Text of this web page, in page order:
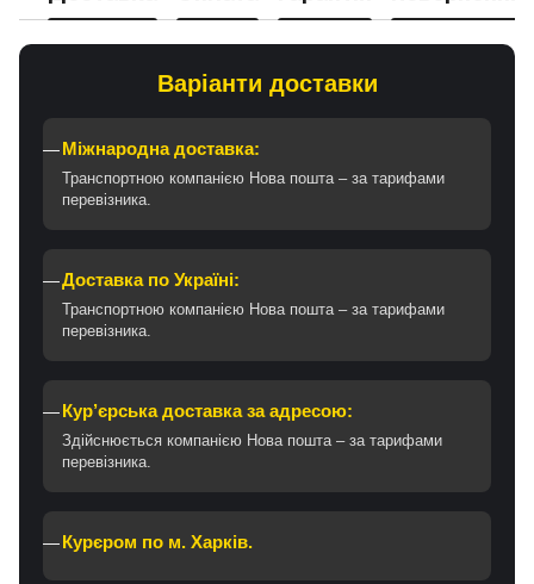
Варіанти доставки
Міжнародна доставка:
Транспортною компанією Нова пошта – за тарифами
перевізника.
Доставка по Україні:
Транспортною компанією Нова пошта – за тарифами
перевізника.
Кур’єрська доставка за адресою:
Здійснюється компанією Нова пошта – за тарифами
перевізника.
Курєром по м. Харків.